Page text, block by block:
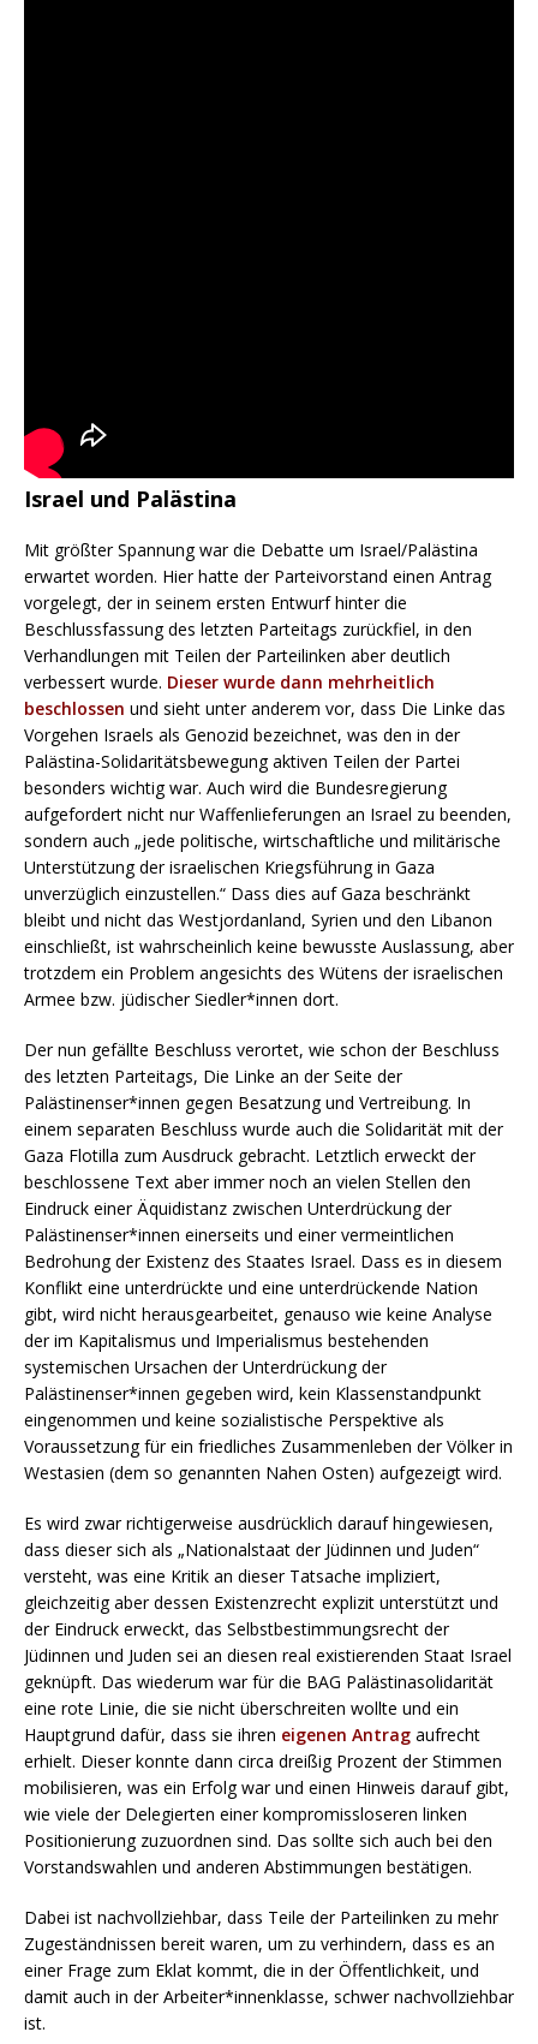
Israel und Palästina
Mit größter Spannung war die Debatte um Israel/Palästina
erwartet worden. Hier hatte der Parteivorstand einen Antrag
vorgelegt, der in seinem ersten Entwurf hinter die
Beschlussfassung des letzten Parteitags zurückfiel, in den
Verhandlungen mit Teilen der Parteilinken aber deutlich
verbessert wurde. Dieser wurde dann mehrheitlich
beschlossen und sieht unter anderem vor, dass Die Linke das
Vorgehen Israels als Genozid bezeichnet, was den in der
Palästina-Solidaritätsbewegung aktiven Teilen der Partei
besonders wichtig war. Auch wird die Bundesregierung
aufgefordert nicht nur Waffenlieferungen an Israel zu beenden,
sondern auch „jede politische, wirtschaftliche und militärische
Unterstützung der israelischen Kriegsführung in Gaza
unverzüglich einzustellen.“ Dass dies auf Gaza beschränkt
bleibt und nicht das Westjordanland, Syrien und den Libanon
einschließt, ist wahrscheinlich keine bewusste Auslassung, aber
trotzdem ein Problem angesichts des Wütens der israelischen
Armee bzw. jüdischer Siedler*innen dort.
Der nun gefällte Beschluss verortet, wie schon der Beschluss
des letzten Parteitags, Die Linke an der Seite der
Palästinenser*innen gegen Besatzung und Vertreibung. In
einem separaten Beschluss wurde auch die Solidarität mit der
Gaza Flotilla zum Ausdruck gebracht. Letztlich erweckt der
beschlossene Text aber immer noch an vielen Stellen den
Eindruck einer Äquidistanz zwischen Unterdrückung der
Palästinenser*innen einerseits und einer vermeintlichen
Bedrohung der Existenz des Staates Israel. Dass es in diesem
Konflikt eine unterdrückte und eine unterdrückende Nation
gibt, wird nicht herausgearbeitet, genauso wie keine Analyse
der im Kapitalismus und Imperialismus bestehenden
systemischen Ursachen der Unterdrückung der
Palästinenser*innen gegeben wird, kein Klassenstandpunkt
eingenommen und keine sozialistische Perspektive als
Voraussetzung für ein friedliches Zusammenleben der Völker in
Westasien (dem so genannten Nahen Osten) aufgezeigt wird.
Es wird zwar richtigerweise ausdrücklich darauf hingewiesen,
dass dieser sich als „Nationalstaat der Jüdinnen und Juden“
versteht, was eine Kritik an dieser Tatsache impliziert,
gleichzeitig aber dessen Existenzrecht explizit unterstützt und
der Eindruck erweckt, das Selbstbestimmungsrecht der
Jüdinnen und Juden sei an diesen real existierenden Staat Israel
geknüpft. Das wiederum war für die BAG Palästinasolidarität
eine rote Linie, die sie nicht überschreiten wollte und ein
Hauptgrund dafür, dass sie ihren eigenen Antrag aufrecht
erhielt. Dieser konnte dann circa dreißig Prozent der Stimmen
mobilisieren, was ein Erfolg war und einen Hinweis darauf gibt,
wie viele der Delegierten einer kompromissloseren linken
Positionierung zuzuordnen sind. Das sollte sich auch bei den
Vorstandswahlen und anderen Abstimmungen bestätigen.
Dabei ist nachvollziehbar, dass Teile der Parteilinken zu mehr
Zugeständnissen bereit waren, um zu verhindern, dass es an
einer Frage zum Eklat kommt, die in der Öffentlichkeit, und
damit auch in der Arbeiter*innenklasse, schwer nachvollziehbar
ist.